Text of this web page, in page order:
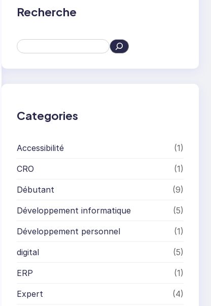
Recherche
S
e
Categories
Accessibilité (1)
CRO (1)
Débutant (9)
Développement informatique (5)
Développement personnel (1)
digital (5)
ERP (1)
Expert (4)